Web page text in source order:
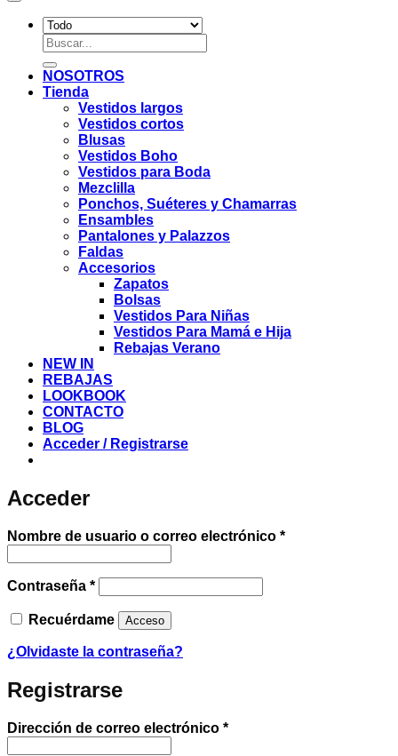
Buscar
por:
NOSOTROS
Tienda
Vestidos largos
Vestidos cortos
Blusas
Vestidos Boho
Vestidos para Boda
Mezclilla
Ponchos, Suéteres y Chamarras
Ensambles
Pantalones y Palazzos
Faldas
Accesorios
Zapatos
Bolsas
Vestidos Para Niñas
Vestidos Para Mamá e Hija
Rebajas Verano
NEW IN
REBAJAS
LOOKBOOK
CONTACTO
BLOG
Acceder / Registrarse
Acceder
Nombre de usuario o correo electrónico *Obligatorio
Contraseña *Obligatorio
Recuérdame Acceso
¿Olvidaste la contraseña?
Registrarse
Dirección de correo electrónico *Obligatorio